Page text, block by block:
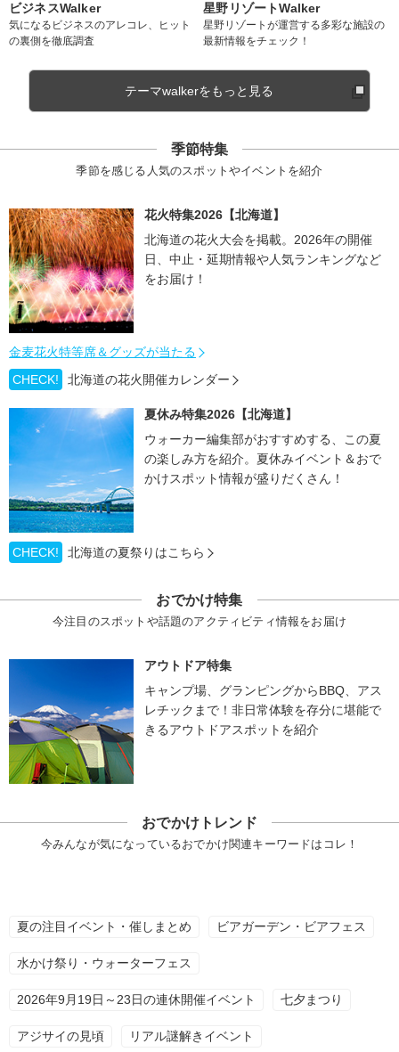
ビジネスWalker
気になるビジネスのアレコレ、ヒット
の裏側を徹底調査
星野リゾートWalker
星野リゾートが運営する多彩な施設の
最新情報をチェック！
テーマwalkerをもっと見る
季節特集
季節を感じる人気のスポットやイベントを紹介
花火特集2026【北海道】
北海道の花火大会を掲載。2026年の開催
日、中止・延期情報や人気ランキングなど
をお届け！
金麦花火特等席＆グッズが当たる
CHECK!
北海道の花火開催カレンダー
夏休み特集2026【北海道】
ウォーカー編集部がおすすめする、この夏
の楽しみ方を紹介。夏休みイベント＆おで
かけスポット情報が盛りだくさん！
CHECK! 北海道の夏祭りはこちら
おでかけ特集
今注目のスポットや話題のアクティビティ情報をお届け
アウトドア特集
キャンプ場、グランピングからBBQ、アス
レチックまで！非日常体験を存分に堪能で
きるアウトドアスポットを紹介
おでかけトレンド
今みんなが気になっているおでかけ関連キーワードはコレ！
夏の注目イベント・催しまとめ ビアガーデン・ビアフェス
水かけ祭り・ウォーターフェス
2026年9月19日～23日の連休開催イベント 七夕まつり
アジサイの見頃 リアル謎解きイベント